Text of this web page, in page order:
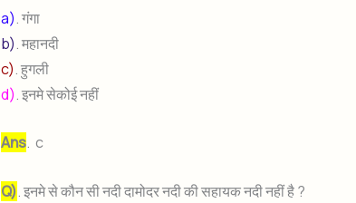
a). गंगा
b). महानदी
c). हुगली
d). इनमे सेकोई नहीं
Ans. c
Q). इनमे से कौन सी नदी दामोदर नदी की सहायक नदी नहीं है ?